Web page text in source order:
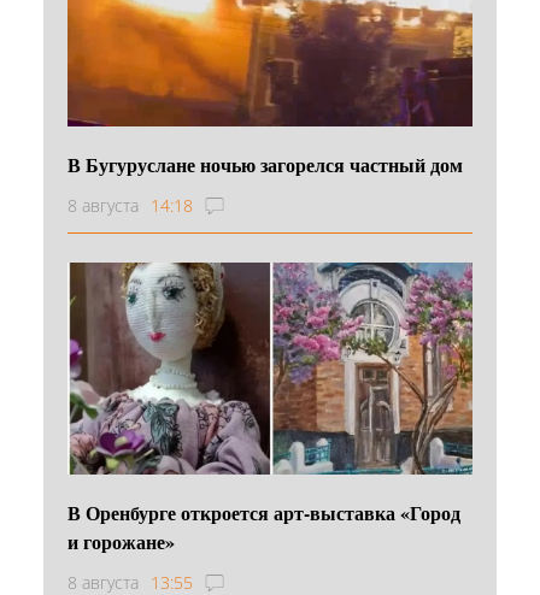
В Бугуруслане ночью загорелся частный дом
8 августа 14:18
В Оренбурге откроется арт-выставка «Город
и горожане»
8 августа 13:55